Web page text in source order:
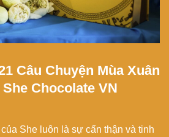
Câu Chuyện Mùa Xuân
Chocolate VN
She luôn là sự cẩn thận và tinh